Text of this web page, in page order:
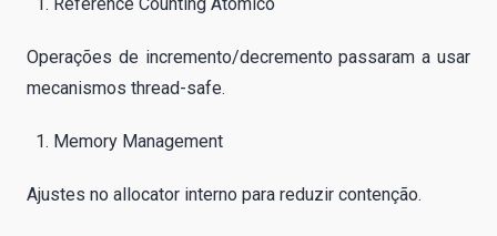
Reference Counting Atômico
Operações de incremento/decremento passaram a usar
mecanismos thread-safe.
Memory Management
Ajustes no allocator interno para reduzir contenção.